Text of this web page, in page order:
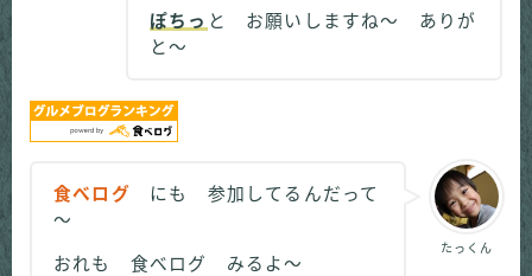
ぽちっ と お願いしますね～ ありが
と～
たっくん
食べログ
にも 参加してるんだって
～
おれも 食べログ みるよ～